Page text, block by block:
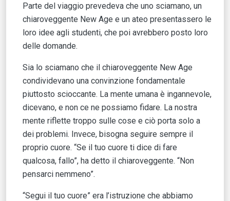
Parte del viaggio prevedeva che uno sciamano, un
chiaroveggente New Age e un ateo presentassero le
loro idee agli studenti, che poi avrebbero posto loro
delle domande.
Sia lo sciamano che il chiaroveggente New Age
condividevano una convinzione fondamentale
piuttosto scioccante. La mente umana è ingannevole,
dicevano, e non ce ne possiamo fidare. La nostra
mente riflette troppo sulle cose e ciò porta solo a
dei problemi. Invece, bisogna seguire sempre il
proprio cuore. “Se il tuo cuore ti dice di fare
qualcosa, fallo”, ha detto il chiaroveggente. “Non
pensarci nemmeno”.
“Segui il tuo cuore” era l’istruzione che abbiamo